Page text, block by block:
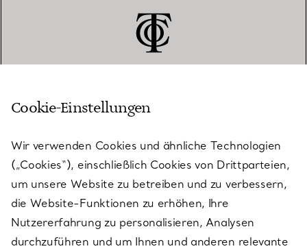
KUNDENSERVICE
SERVICES
ÜBER TIFFANY & CO.
Cookie-Einstellungen
Wir verwenden Cookies und ähnliche Technologien
(„Cookies“), einschließlich Cookies von Drittparteien,
um unsere Website zu betreiben und zu verbessern,
die Website-Funktionen zu erhöhen, Ihre
Nutzererfahrung zu personalisieren, Analysen
durchzuführen und um Ihnen und anderen relevante